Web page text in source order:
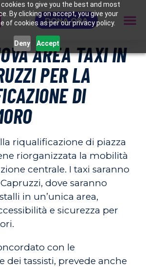
to give you the best and most
By clicking on accept, you give your
of cookies as per our privacy policy.
Deny Accept
DONA ORA
AREA TAXI IN
PER LA
DI
riqualificazione di piazza
riorganizzata la mobilità
centrale. I taxi saranno
dove saranno
in un’unica area,
e sicurezza per
con le
dei tassisti, prevede anche